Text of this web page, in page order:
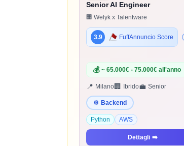
Senior AI Engineer
🏢 Welyk x Talentware
3.9 FuffAnnuncio Score
💰 ~ 65.000€ - 75.000€ all'anno
📍 Milano🏢 Ibrido💼 Senior
⚙️ Backend
Python AWS
Dettagli ➡️